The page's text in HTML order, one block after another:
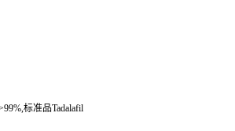
标准品Tadalafil